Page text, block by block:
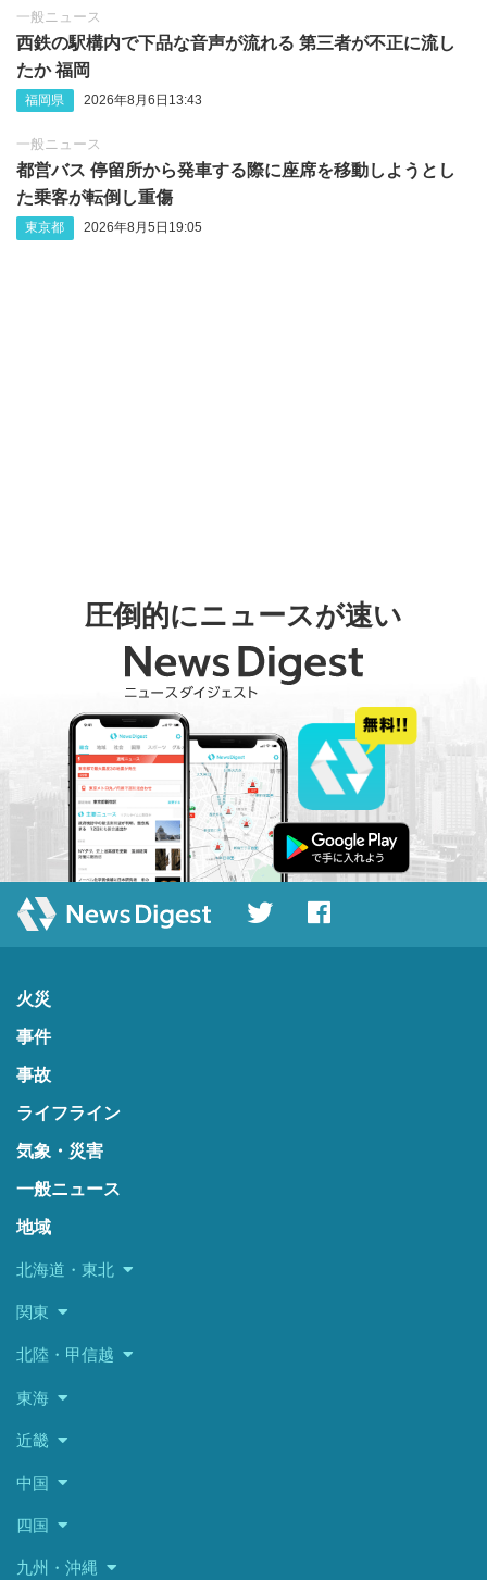
一般ニュース
西鉄の駅構内で下品な音声が流れる 第三者が不正に流し
たか 福岡
福岡県 2026年8月6日13:43
一般ニュース
都営バス 停留所から発車する際に座席を移動しようとし
た乗客が転倒し重傷
東京都 2026年8月5日19:05
圧倒的にニュースが速い
火災
事件
事故
ライフライン
気象・災害
一般ニュース
地域
北海道・東北
関東
北陸・甲信越
東海
近畿
中国
四国
九州・沖縄